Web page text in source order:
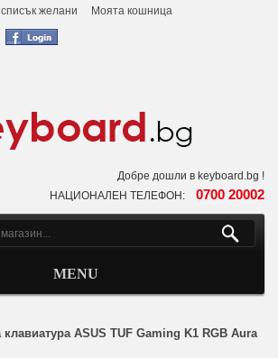
желани
Моята кошница
Добре дошли в keyboard.bg !
НАЦИОНАЛЕН ТЕЛЕФОН: 0700 20002
MENU
клавиатура ASUS TUF Gaming K1 RGB Aura